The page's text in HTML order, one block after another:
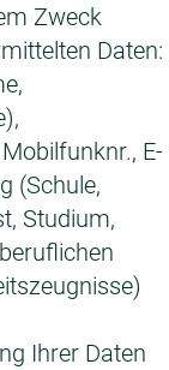
Zweck
Daten:
E-
(Schule,
Studium,
Ihrer Daten